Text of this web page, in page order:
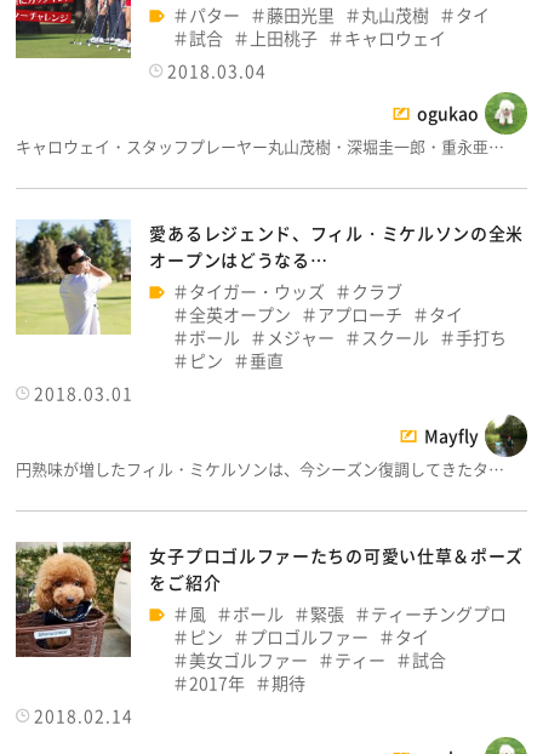
パター
藤田光里 丸山茂樹
タイ
試合
上田桃子
キャロウェイ
2018.03.04
ogukao
キャロウェイ・スタッフプレーヤー丸山茂樹・深堀圭一郎・重永亜…
愛あるレジェンド、フィル・ミケルソンの全米
オープンはどうなる…
タイガー・ウッズ
クラブ
全英オープン
アプローチ
タイ
ボール
メジャー スクール
手打ち
ピン
垂直
2018.03.01
Mayfly
円熟味が増したフィル・ミケルソンは、今シーズン復調してきたタ…
女子プロゴルファーたちの可愛い仕草＆ポーズ
をご紹介
風
ボール 緊張
ティーチングプロ
ピン
プロゴルファー
タイ
美女ゴルファー
ティー
試合
2017年
期待
2018.02.14